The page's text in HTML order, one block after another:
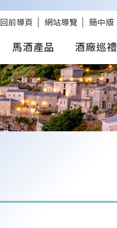
回前導頁 網站導覽 簡中版
馬酒產品 酒廠巡禮